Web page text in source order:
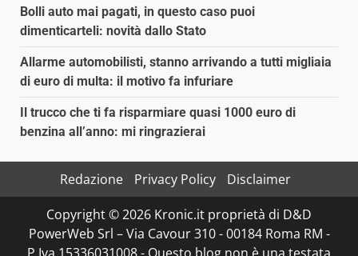
Bolli auto mai pagati, in questo caso puoi
dimenticarteli: novità dallo Stato
Allarme automobilisti, stanno arrivando a tutti migliaia
di euro di multa: il motivo fa infuriare
Il trucco che ti fa risparmiare quasi 1000 euro di
benzina all’anno: mi ringrazierai
Redazione Privacy Policy
Disclaimer
Copyright © 2026 Kronic.it proprietà di D&D
PowerWeb Srl – Via Cavour 310 - 00184 Roma RM -